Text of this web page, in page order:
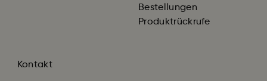
Bestellungen
Produktrückrufe
Kontakt